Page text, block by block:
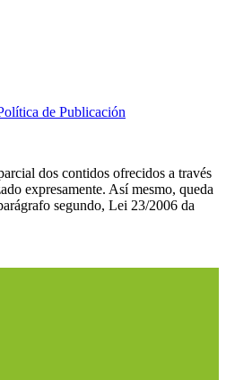
de Publicación
dos contidos ofrecidos a través
expresamente. Así mesmo, queda
segundo, Lei 23/2006 da